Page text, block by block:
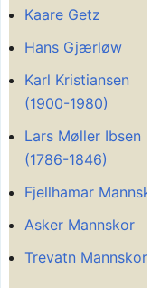
Kaare Getz
Hans Gjærløw
Karl Kristiansen
(1900-1980)
Lars Møller Ibsen
(1786-1846)
Fjellhamar
Asker Mannskor
Trevatn Mannskor